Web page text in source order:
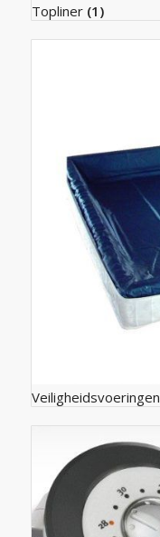
Topliner (1)
Veiligheidsvoeringen